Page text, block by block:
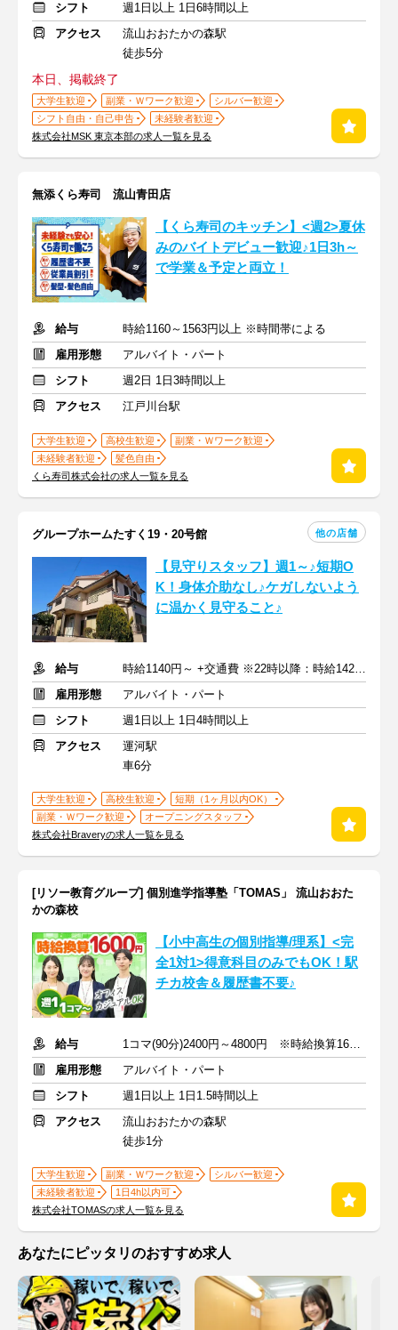
シフト
週1日以上 1日6時間以上
アクセス
流山おおたかの森駅
徒歩5分
本日、掲載終了
大学生歓迎 副業・Ｗワーク歓迎
シルバー歓迎
シフト自由・自己申告
未経験者歓迎
株式会社MSK 東京本部の求人一覧を見る
無添くら寿司 流山青田店
【くら寿司のキッチン】<週2>夏休
みのバイトデビュー歓迎♪1日3h～
で学業＆予定と両立！
給与
時給1160～1563円以上 ※時間帯による
雇用形態
アルバイト・パート
シフト
週2日 1日3時間以上
アクセス
江戸川台駅
大学生歓迎 高校生歓迎
副業・Ｗワーク歓迎
未経験者歓迎
髪色自由
くら寿司株式会社の求人一覧を見る
グループホームたすく19・20号館 他の店舗
【見守りスタッフ】週1～♪短期O
K！身体介助なし♪ケガしないよう
に温かく見守ること♪
給与
時給1140円～ +交通費 ※22時以降：時給1425円～
雇用形態
アルバイト・パート
シフト
週1日以上 1日4時間以上
アクセス
運河駅
車6分
大学生歓迎 高校生歓迎
短期（1ヶ月以内OK）
副業・Ｗワーク歓迎
オープニングスタッフ
株式会社Braveryの求人一覧を見る
[リソー教育グループ] 個別進学指導塾「TOMAS」 流山おおた
かの森校
【小中高生の個別指導/理系】<完
全1対1>得意科目のみでもOK！駅
チカ校舎＆履歴書不要♪
給与
1コマ(90分)2400円～4800円 ※時給換算1600円～3200円
雇用形態
アルバイト・パート
シフト
週1日以上 1日1.5時間以上
アクセス
流山おおたかの森駅
徒歩1分
大学生歓迎 副業・Ｗワーク歓迎
シルバー歓迎
未経験者歓迎
1日4h以内可
株式会社TOMASの求人一覧を見る
あなたにピッタリのおすすめ求人